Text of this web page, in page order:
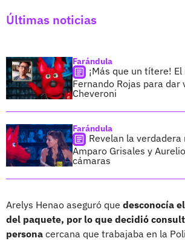
Últimas noticias
Farándula
¡Más que un títere!
Fernando Rojas para dar
Cheveroni
Farándula
Revelan la
Amparo Grisales y
cámaras
Arelys Henao aseguró que desconocía
del paquete, por lo que decidió
persona cercana que trabajaba en la